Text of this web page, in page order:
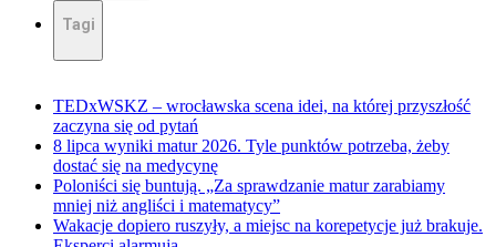
Tagi
TEDxWSKZ – wrocławska scena idei, na której przyszłość
zaczyna się od pytań
8 lipca wyniki matur 2026. Tyle punktów potrzeba, żeby
dostać się na medycynę
Poloniści się buntują. „Za sprawdzanie matur zarabiamy
mniej niż angliści i matematycy”
Wakacje dopiero ruszyły, a miejsc na korepetycje już brakuje.